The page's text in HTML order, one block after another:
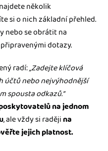
několik
si o nich základní přehled.
nebo se obrátit na
dotazy.
radí:„Zadejte klíčová
účtů nebo nejvýhodnější
spousta odkazů.“
na jednom
, ale vždy si radějina
jejich platnost.